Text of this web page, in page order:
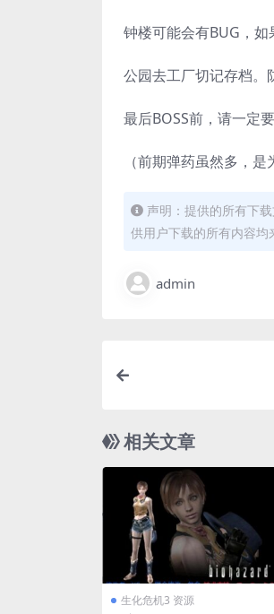
钟楼可能会有BUG，如
公园去工厂切记存档。
最后BOSS前，请一定
（前期弹药虽然多，
声明：提供的所有下
供用户下载的所有内容
admin
相关文章
生化危机3 资源